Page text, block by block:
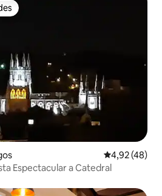
Calificación
4,92 (48)
Espectacular a Catedral